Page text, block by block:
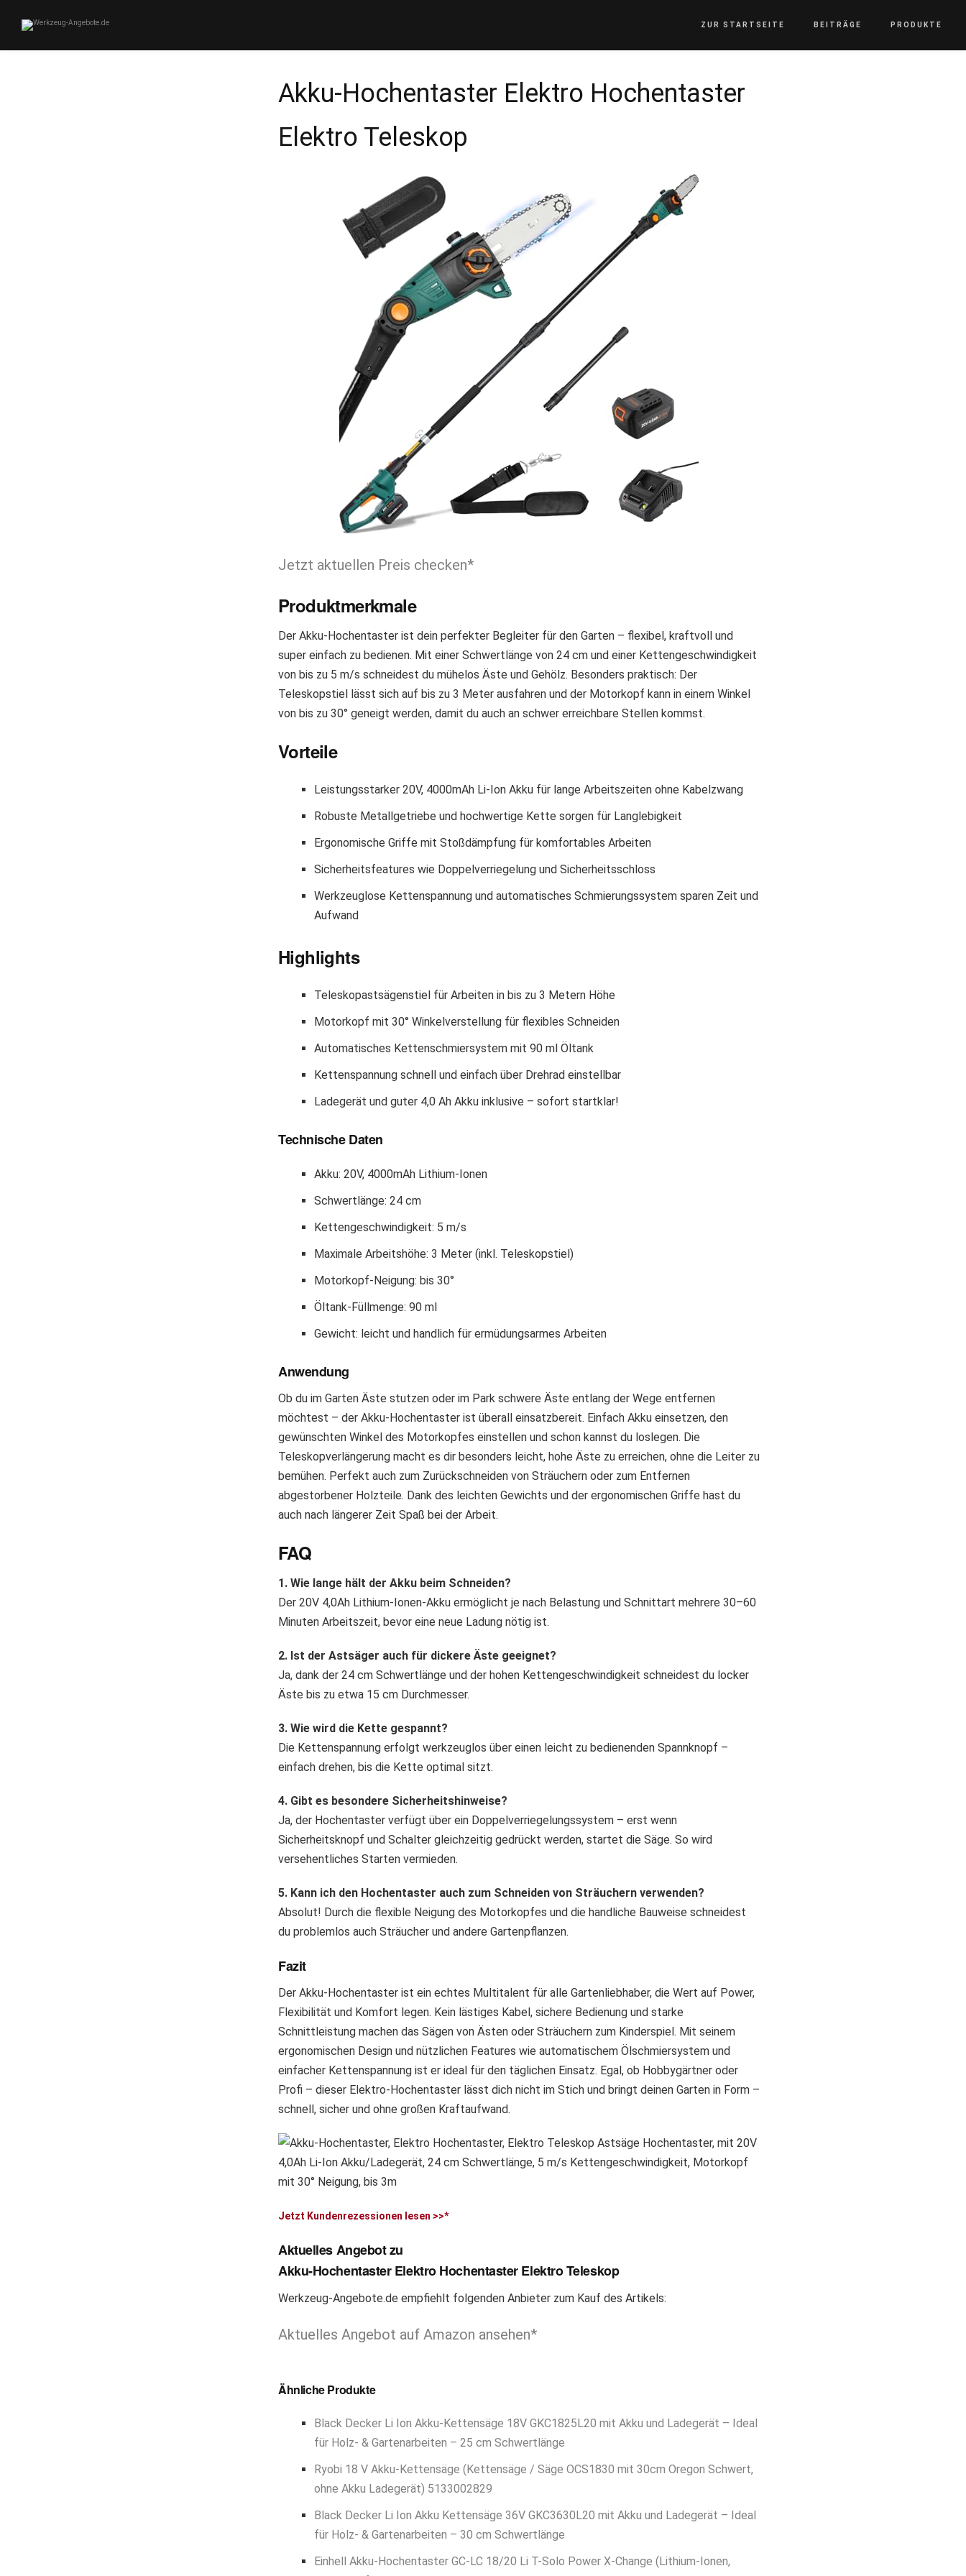
ZUR STARTSEITE BEITRÄGE PRODUKTE
Akku-Hochentaster Elektro Hochentaster
Elektro Teleskop
Jetzt aktuellen Preis checken*
Produktmerkmale
Der Akku-Hochentaster ist dein perfekter Begleiter für den Garten – flexibel, kraftvoll und
super einfach zu bedienen. Mit einer Schwertlänge von 24 cm und einer Kettengeschwindigkeit
von bis zu 5 m/s schneidest du mühelos Äste und Gehölz. Besonders praktisch: Der
Teleskopstiel lässt sich auf bis zu 3 Meter ausfahren und der Motorkopf kann in einem Winkel
von bis zu 30° geneigt werden, damit du auch an schwer erreichbare Stellen kommst.
Vorteile
Leistungsstarker 20V, 4000mAh Li-Ion Akku für lange Arbeitszeiten ohne Kabelzwang
Robuste Metallgetriebe und hochwertige Kette sorgen für Langlebigkeit
Ergonomische Griffe mit Stoßdämpfung für komfortables Arbeiten
Sicherheitsfeatures wie Doppelverriegelung und Sicherheitsschloss
Werkzeuglose Kettenspannung und automatisches Schmierungssystem sparen Zeit und
Aufwand
Highlights
Teleskopastsägenstiel für Arbeiten in bis zu 3 Metern Höhe
Motorkopf mit 30° Winkelverstellung für flexibles Schneiden
Automatisches Kettenschmiersystem mit 90 ml Öltank
Kettenspannung schnell und einfach über Drehrad einstellbar
Ladegerät und guter 4,0 Ah Akku inklusive – sofort startklar!
Technische Daten
Akku: 20V, 4000mAh Lithium-Ionen
Schwertlänge: 24 cm
Kettengeschwindigkeit: 5 m/s
Maximale Arbeitshöhe: 3 Meter (inkl. Teleskopstiel)
Motorkopf-Neigung: bis 30°
Öltank-Füllmenge: 90 ml
Gewicht: leicht und handlich für ermüdungsarmes Arbeiten
Anwendung
Ob du im Garten Äste stutzen oder im Park schwere Äste entlang der Wege entfernen
möchtest – der Akku-Hochentaster ist überall einsatzbereit. Einfach Akku einsetzen, den
gewünschten Winkel des Motorkopfes einstellen und schon kannst du loslegen. Die
Teleskopverlängerung macht es dir besonders leicht, hohe Äste zu erreichen, ohne die Leiter zu
bemühen. Perfekt auch zum Zurückschneiden von Sträuchern oder zum Entfernen
abgestorbener Holzteile. Dank des leichten Gewichts und der ergonomischen Griffe hast du
auch nach längerer Zeit Spaß bei der Arbeit.
FAQ
1. Wie lange hält der Akku beim Schneiden?
Der 20V 4,0Ah Lithium-Ionen-Akku ermöglicht je nach Belastung und Schnittart mehrere 30–60
Minuten Arbeitszeit, bevor eine neue Ladung nötig ist.
2. Ist der Astsäger auch für dickere Äste geeignet?
Ja, dank der 24 cm Schwertlänge und der hohen Kettengeschwindigkeit schneidest du locker
Äste bis zu etwa 15 cm Durchmesser.
3. Wie wird die Kette gespannt?
Die Kettenspannung erfolgt werkzeuglos über einen leicht zu bedienenden Spannknopf –
einfach drehen, bis die Kette optimal sitzt.
4. Gibt es besondere Sicherheitshinweise?
Ja, der Hochentaster verfügt über ein Doppelverriegelungssystem – erst wenn
Sicherheitsknopf und Schalter gleichzeitig gedrückt werden, startet die Säge. So wird
versehentliches Starten vermieden.
5. Kann ich den Hochentaster auch zum Schneiden von Sträuchern verwenden?
Absolut! Durch die flexible Neigung des Motorkopfes und die handliche Bauweise schneidest
du problemlos auch Sträucher und andere Gartenpflanzen.
Fazit
Der Akku-Hochentaster ist ein echtes Multitalent für alle Gartenliebhaber, die Wert auf Power,
Flexibilität und Komfort legen. Kein lästiges Kabel, sichere Bedienung und starke
Schnittleistung machen das Sägen von Ästen oder Sträuchern zum Kinderspiel. Mit seinem
ergonomischen Design und nützlichen Features wie automatischem Ölschmiersystem und
einfacher Kettenspannung ist er ideal für den täglichen Einsatz. Egal, ob Hobbygärtner oder
Profi – dieser Elektro-Hochentaster lässt dich nicht im Stich und bringt deinen Garten in Form –
schnell, sicher und ohne großen Kraftaufwand.
Jetzt Kundenrezessionen lesen >>*
Aktuelles Angebot zu
Akku-Hochentaster Elektro Hochentaster Elektro Teleskop
Werkzeug-Angebote.de empfiehlt folgenden Anbieter zum Kauf des Artikels:
Aktuelles Angebot auf Amazon ansehen*
Ähnliche Produkte
Black Decker Li Ion Akku-Kettensäge 18V GKC1825L20 mit Akku und Ladegerät – Ideal
für Holz- & Gartenarbeiten – 25 cm Schwertlänge
Ryobi 18 V Akku-Kettensäge (Kettensäge / Säge OCS1830 mit 30cm Oregon Schwert,
ohne Akku Ladegerät) 5133002829
Black Decker Li Ion Akku Kettensäge 36V GKC3630L20 mit Akku und Ladegerät – Ideal
für Holz- & Gartenarbeiten – 30 cm Schwertlänge
Einhell Akku-Hochentaster GC-LC 18/20 Li T-Solo Power X-Change (Lithium-Ionen,